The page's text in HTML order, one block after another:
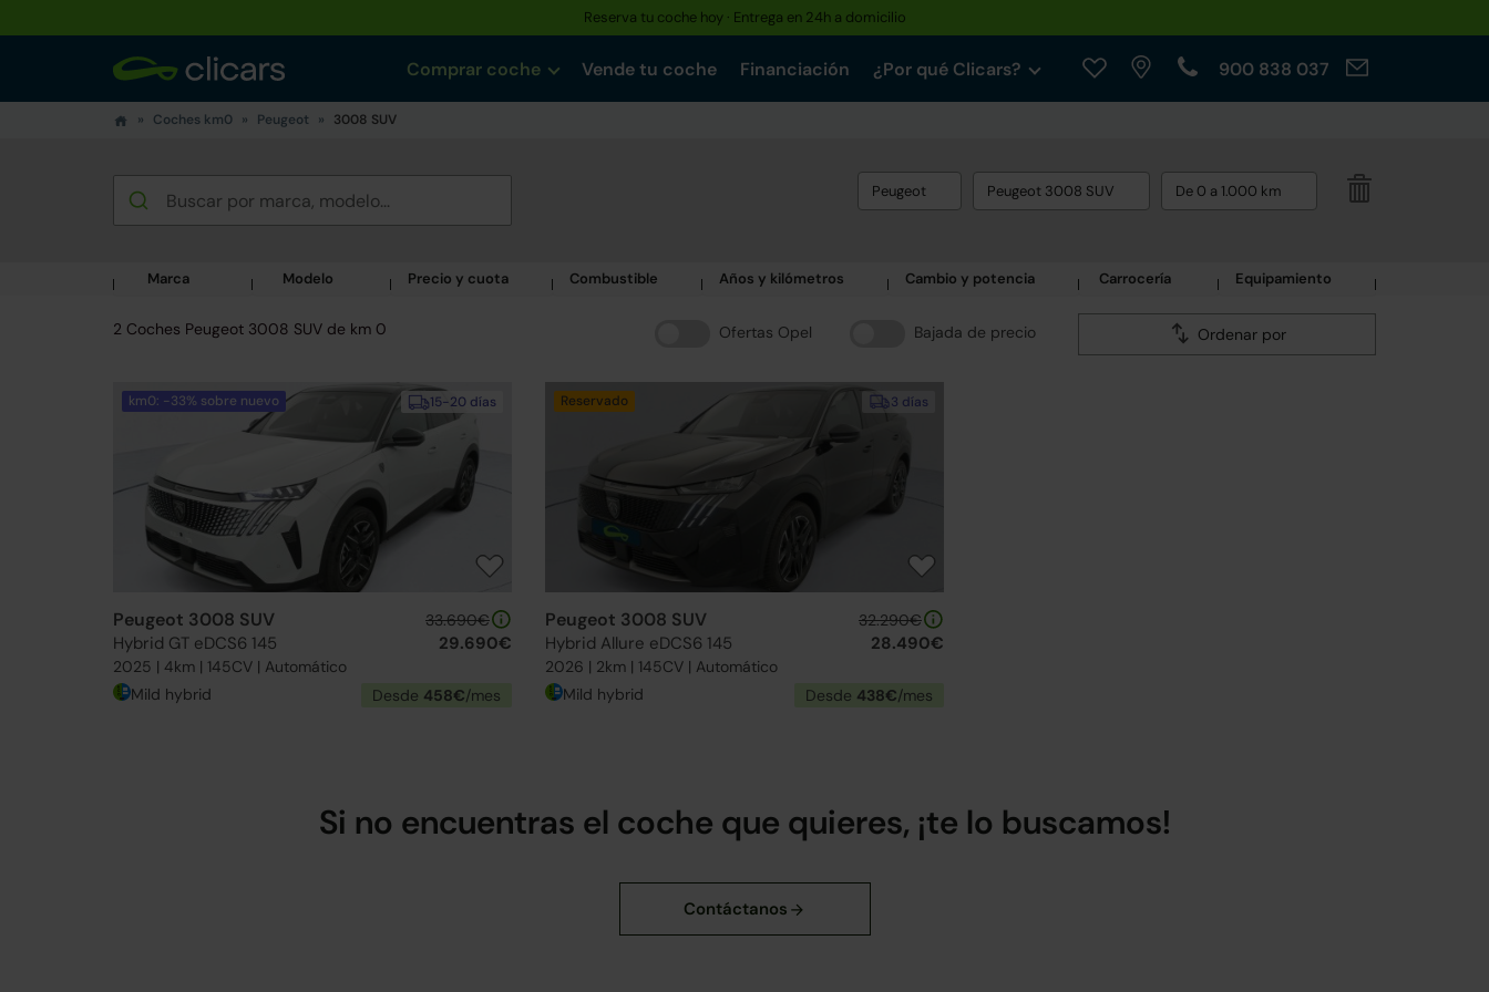
Reserva tu coche hoy · Entrega en 24h a domicilio
Comprar coche Vende tu coche Financiación ¿Por qué Clicars? 900 838 037
Coches km0 Peugeot 3008 SUV
Peugeot Peugeot 3008 SUV De 0 a 1.000 km
Marca Modelo Precio y cuota Combustible Años y kilómetros Cambio y potencia Carrocería Equipamiento
Ofertas Opel Bajada de precio Ordenar por
2 Coches Peugeot 3008 SUV de km 0
15-20 días
km0: -33% sobre nuevo
Peugeot 3008 SUV
Hybrid GT eDCS6 145
2025 | 4km | 145CV | Automático
33.690€
29.690€
Mild hybrid Desde 458€/mes
3 días
Reservado
Peugeot 3008 SUV
Hybrid Allure eDCS6 145
2026 | 2km | 145CV | Automático
32.290€
28.490€
Mild hybrid Desde 438€/mes
Si no encuentras el coche que quieres, ¡te lo buscamos!